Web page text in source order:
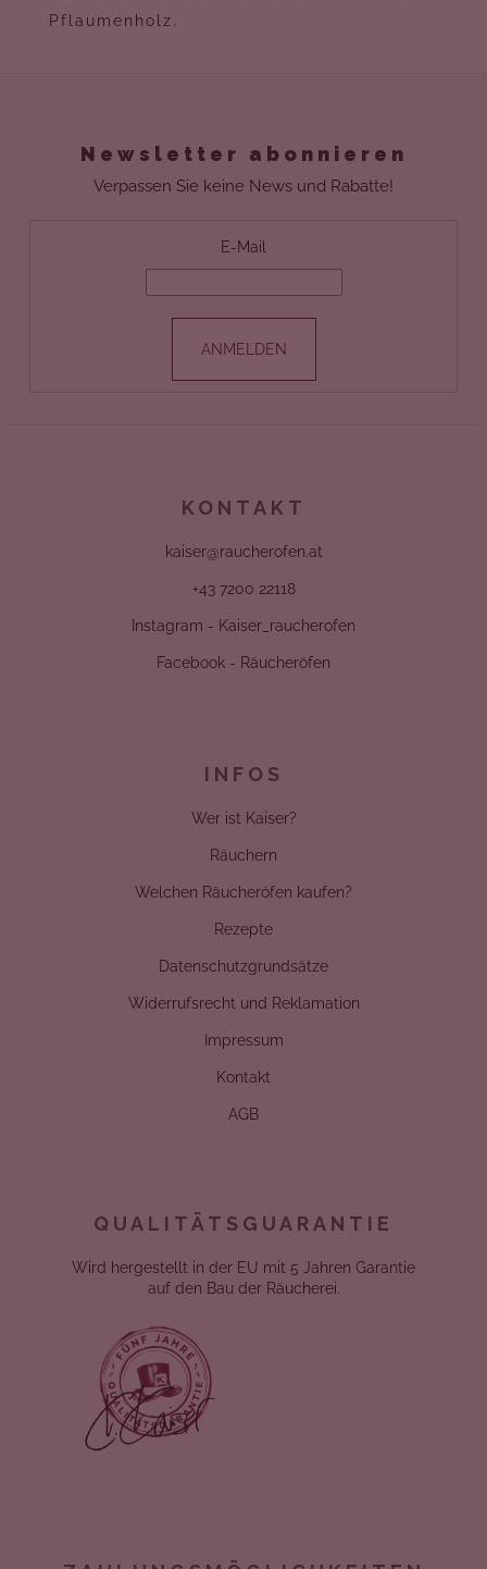
Pflaumenholz.
Newsletter abonnieren
Verpassen Sie keine News und Rabatte!
E-Mail
ANMELDEN
KONTAKT
kaiser@raucherofen.at
+43 7200 22118
Instagram - Kaiser_raucherofen
Facebook - Räucheröfen
INFOS
Wer ist Kaiser?
Räuchern
Welchen Räucheröfen kaufen?
Rezepte
Datenschutzgrundsätze
Widerrufsrecht und Reklamation
Impressum
Kontakt
AGB
QUALITÄTSGUARANTIE
Wird hergestellt in der EU mit 5 Jahren Garantie
auf den Bau der Räucherei.